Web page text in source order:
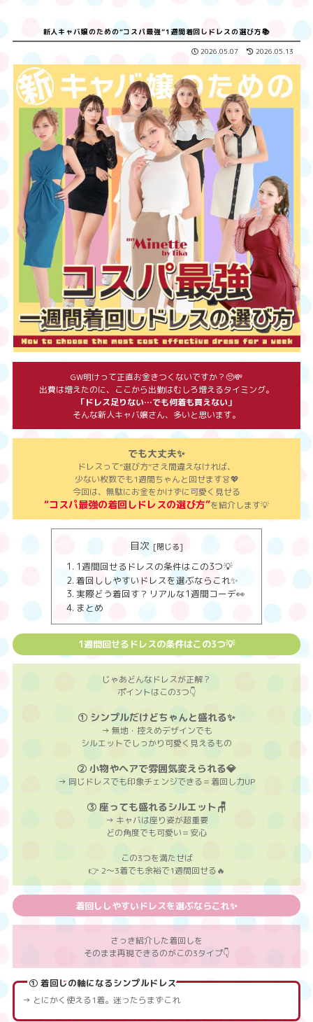
新人キャバ嬢のための“コスパ最強”1週間着回しドレスの選び方📚
2026.05.07
2026.05.13
GW明けって正直お金きつくないですか？🥺💸
出費は増えたのに、ここから出勤はむしろ増えるタイミング。
「ドレス足りない…でも何着も買えない」
そんな新人キャバ嬢さん、多いと思います。
でも大丈夫✨
ドレスって“選び方”さえ間違えなければ、
少ない枚数でも1週間ちゃんと回せます👗💖
今回は、無駄にお金をかけずに可愛く見せる
“コスパ最強の着回しドレスの選び方”を紹介します💡
目次
1週間回せるドレスの条件はこの3つ💡
着回ししやすいドレスを選ぶならこれ✨
実際どう着回す？リアルな1週間コーデ👀
まとめ
1週間回せるドレスの条件はこの3つ💡
じゃあどんなドレスが正解？
ポイントはこの3つ👇
① シンプルだけどちゃんと盛れる✨
→ 無地・控えめデザインでも
シルエットでしっかり可愛く見えるもの
② 小物やヘアで雰囲気変えられる💎
→ 同じドレスでも印象チェンジできる＝着回し力UP
③ 座っても盛れるシルエット🪑
→ キャバは座り姿が超重要
どの角度でも可愛い＝安心
この3つを満たせば
👉 2〜3着でも余裕で1週間回せる🔥
着回ししやすいドレスを選ぶならこれ✨
さっき紹介した着回しを
そのまま再現できるのがこの3タイプ👇
① 着回しの軸になるシンプルドレス
→ とにかく使える1着。迷ったらまずこれ